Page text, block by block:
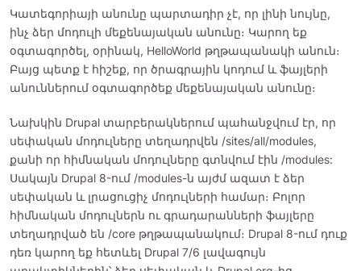
Կատեգորիայի անունը պարտադիր չէ, որ լինի նույնը,
ինչ ձեր մոդուլի մեքենայական անունը։ Կարող եք
օգտագործել, օրինակ, HelloWorld թղթապանակի անուն։
Բայց պետք է հիշեք, որ ծրագրային կոդում և ֆայլերի
անուններում օգտագործեք մեքենայական անունը։
Նախկին Drupal տարբերակներում պահանջվում էր, որ
սեփական մոդուլները տեղադրվեն /sites/all/modules,
քանի որ հիմնական մոդուլները գտնվում էին /modules:
Սակայն Drupal 8-ում /modules-ն այժմ ազատ է ձեր
սեփական և լրացուցիչ մոդուլների համար։ Բոլոր
հիմնական մոդուլներն ու գրադարանների ֆայլերը
տեղադրված են /core թղթապանակում։ Drupal 8-ում դուք
դեռ կարող եք հետևել Drupal 7/6 լավագույն